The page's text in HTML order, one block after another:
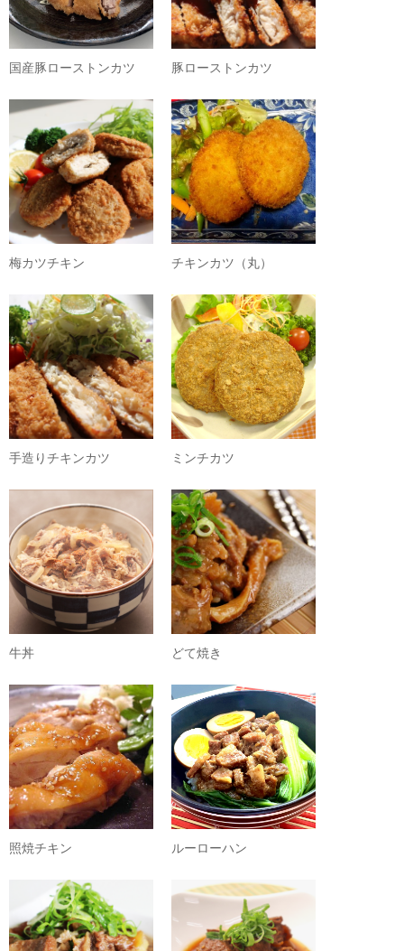
国産豚ローストンカツ 豚ローストンカツ
梅カツチキン チキンカツ（丸）
手造りチキンカツ ミンチカツ
牛丼 どて焼き
照焼チキン ルーローハン